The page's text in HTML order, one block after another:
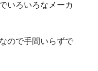
いろいろなメーカ
ので手間いらずで